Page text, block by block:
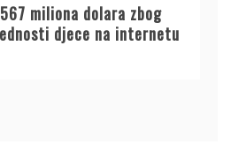
miliona dolara zbog
djece na internetu